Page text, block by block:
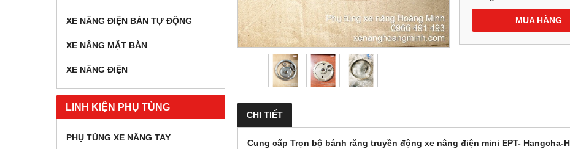
XE NÂNG ĐIỆN BÁN TỰ ĐỘNG
XE NÂNG MẶT BÀN
XE NÂNG ĐIỆN
LINH KIỆN PHỤ TÙNG
PHỤ TÙNG XE NÂNG TAY
MUA HÀNG
CHI TIẾT
Cung cấp Trọn bộ bánh răng truyền động xe nâng điện mini EPT- Hangcha-